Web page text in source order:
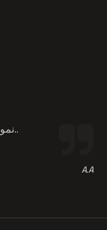
نموذج مشرف من نماذج التميز في دولتي الحبيبة..
A.A